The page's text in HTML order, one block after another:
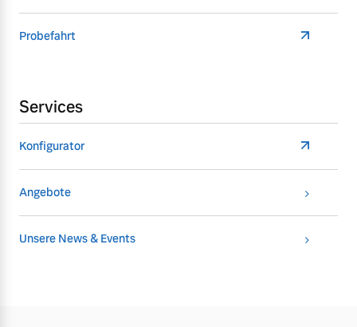
Probefahrt
Services
Konfigurator
Angebote
Unsere News & Events